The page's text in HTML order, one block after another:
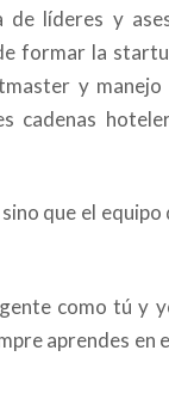
líderes y
formar la
y manejo
cadenas
que el
como tú y
aprendes en